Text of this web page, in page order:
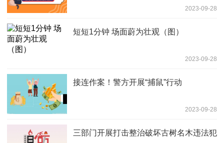
2023-09-28
短短1分钟 场面蔚为壮观（图）
2023-09-28
接连作案！警方开展“捕鼠”行动
2023-09-28
三部门开展打击整治破坏古树名木违法犯